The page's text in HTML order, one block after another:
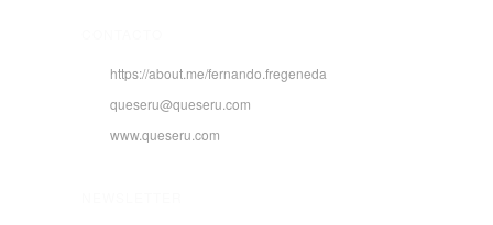
https://about.me/fernando.fregeneda
queseru@queseru.com
www.queseru.com